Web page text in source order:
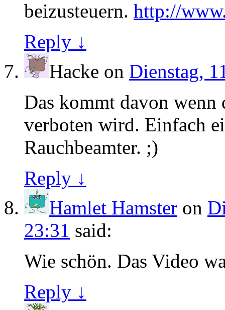
beizusteuern. http://
Reply ↓
Hacke on Dienstag,
Das kommt davon wenn
verboten wird. Einfach
Rauchbeamter. ;)
Reply ↓
Hamlet Hamster on
23:31 said:
Wie schön. Das Video
Reply ↓